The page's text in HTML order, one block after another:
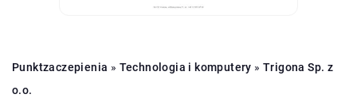
Punktzaczepienia » Technologia i komputery »Trigona Sp. z
o.o.